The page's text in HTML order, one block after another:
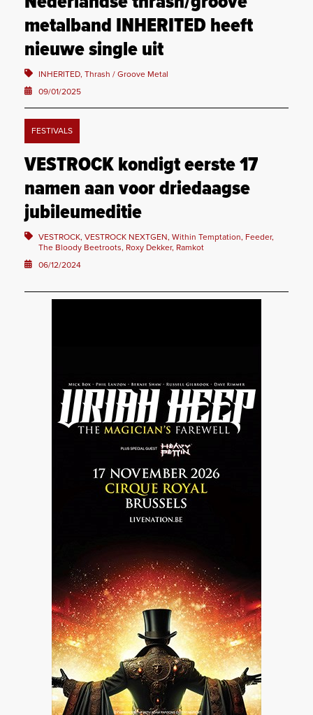
metalband INHERITED heeft
nieuwe single uit
INHERITED, Thrash / Groove Metal
09/01/2025
FESTIVALS
VESTROCK kondigt eerste 17
namen aan voor driedaagse
jubileumeditie
VESTROCK, VESTROCK NEXTGEN, Within Temptation, Feeder,
The Bloody Beetroots, Roxy Dekker, Ramkot
06/12/2024